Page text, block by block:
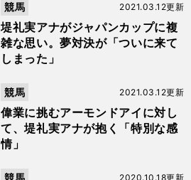
堤礼実アナがジャパンカップに複
雑な思い。夢対決が「ついに来て
しまった」
2021.03.12更新
競馬
偉業に挑むアーモンドアイに対し
て、堤礼実アナが抱く「特別な感
情」
2021.03.12更新
競馬
2020.10.18更新
競馬